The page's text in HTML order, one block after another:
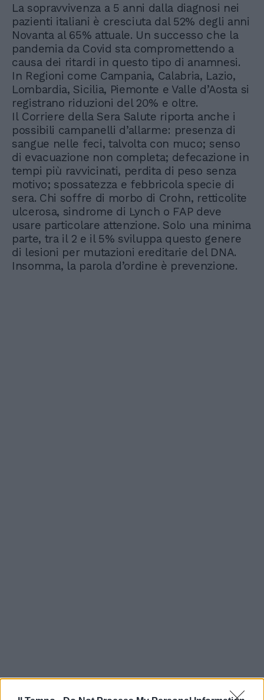
La sopravvivenza a 5 anni dalla diagnosi nei
pazienti italiani è cresciuta dal 52% degli anni
Novanta al 65% attuale. Un successo che la
pandemia da Covid sta compromettendo a
causa dei ritardi in questo tipo di anamnesi.
In Regioni come Campania, Calabria, Lazio,
Lombardia, Sicilia, Piemonte e Valle d’Aosta si
registrano riduzioni del 20% e oltre.
Il Corriere della Sera Salute riporta anche i
possibili campanelli d’allarme: presenza di
sangue nelle feci, talvolta con muco; senso
di evacuazione non completa; defecazione in
tempi più ravvicinati, perdita di peso senza
motivo; spossatezza e febbricola specie di
sera. Chi soffre di morbo di Crohn, retticolite
ulcerosa, sindrome di Lynch o FAP deve
usare particolare attenzione. Solo una minima
parte, tra il 2 e il 5% sviluppa questo genere
di lesioni per mutazioni ereditarie del DNA.
Insomma, la parola d’ordine è prevenzione.